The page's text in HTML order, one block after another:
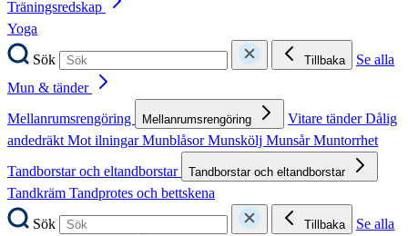
Träningsredskap
Yoga
Sök
Tillbaka
Se alla
Mun & tänder
Mellanrumsrengöring
Mellanrumsrengöring Vitare tänderDålig
andedräktMot ilningarMunblåsorMunskölj MunsårMuntorrhet
Tandborstar och eltandborstar
Tandborstar och eltandborstar
Tandkräm Tandprotes och bettskena
Sök
Tillbaka
Se alla